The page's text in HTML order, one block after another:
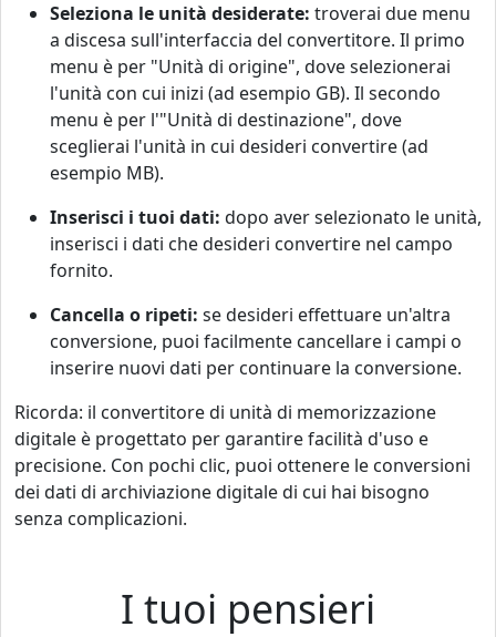
Seleziona le unità desiderate: troverai due menu
a discesa sull'interfaccia del convertitore. Il primo
menu è per "Unità di origine", dove selezionerai
l'unità con cui inizi (ad esempio GB). Il secondo
menu è per l'"Unità di destinazione", dove
sceglierai l'unità in cui desideri convertire (ad
esempio MB).
Inserisci i tuoi dati: dopo aver selezionato le unità,
inserisci i dati che desideri convertire nel campo
fornito.
Cancella o ripeti: se desideri effettuare un'altra
conversione, puoi facilmente cancellare i campi o
inserire nuovi dati per continuare la conversione.
Ricorda: il convertitore di unità di memorizzazione
digitale è progettato per garantire facilità d'uso e
precisione. Con pochi clic, puoi ottenere le conversioni
dei dati di archiviazione digitale di cui hai bisogno
senza complicazioni.
I tuoi pensieri